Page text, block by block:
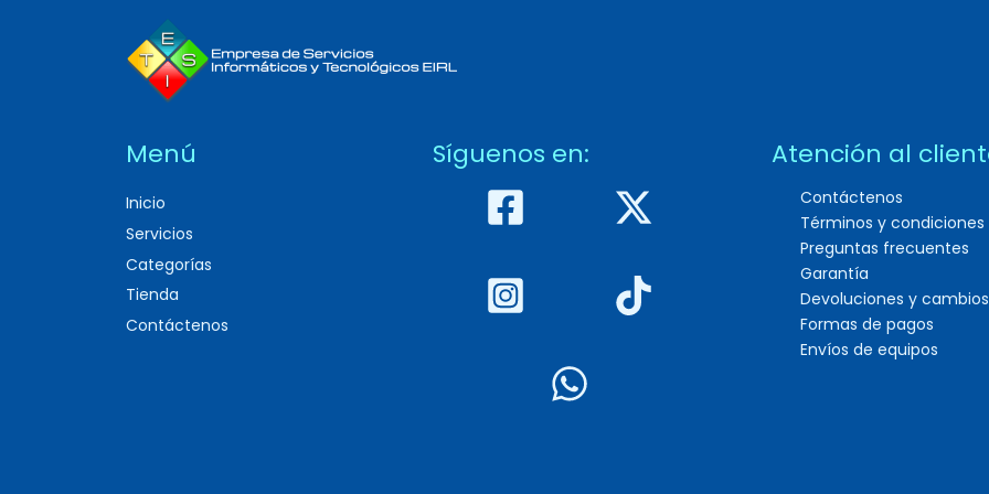
Menú
Inicio
Servicios
Categorías
Tienda
Contáctenos
Síguenos en: Atención al
Contáctenos
Términos y condiciones
Preguntas frecuentes
Garantía
Devoluciones y cambios
Formas de pagos
Envíos de equipos